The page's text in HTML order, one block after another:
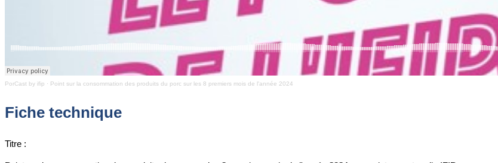
PorCast by ifip · Point sur la consommation des produits du porc sur les 8 premiers mois de l'année 2024
Fiche technique
Titre :